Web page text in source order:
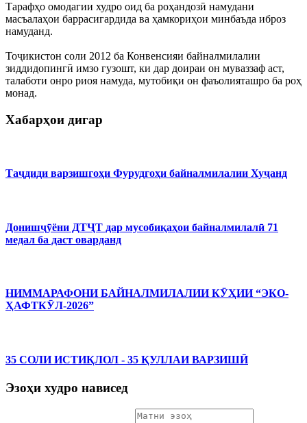
Тарафҳо омодагии худро оид ба роҳандозӣ намудани
масъалаҳои баррасигардида ва ҳамкориҳои минбаъда иброз
намуданд.
Тоҷикистон соли 2012 ба Конвенсияи байналмилалии
зиддидопингӣ имзо гузошт, ки дар доираи он муваззаф аст,
талаботи онро риоя намуда, мутобиқи он фаъолияташро ба роҳ
монад.
Хабарҳои дигар
Таҷдиди варзишгоҳи Фурудгоҳи байналмилалии Хуҷанд
Донишҷӯёни ДТҶТ дар мусобиқаҳои байналмилалӣ 71
медал ба даст оварданд
НИММАРАФОНИ БАЙНАЛМИЛАЛИИ КӮҲИИ “ЭКО-
ҲАФТКӮЛ-2026”
35 СОЛИ ИСТИҚЛОЛ - 35 ҚУЛЛАИ ВАРЗИШӢ
Эзоҳи худро нависед